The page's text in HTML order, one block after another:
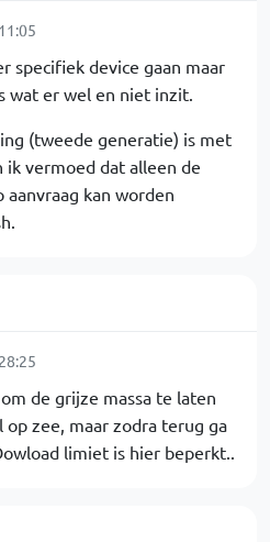
specifiek device gaan maar
wat er wel en niet inzit.
(tweede generatie) is met
ik vermoed dat alleen de
kan worden
de grijze massa te laten
zee, maar zodra terug ga
limiet is hier beperkt..